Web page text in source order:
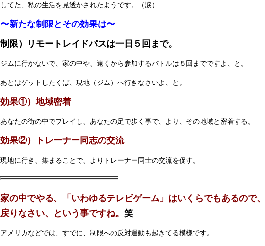
してた、私の生活を見透かされたようです。（涙）
〜新たな制限とその効果は〜
制限）リモートレイドパスは一日５回まで。
ジムに行かないで、家の中や、遠くから参加するバトルは５回までですよ、と。
あとはゲットしたくば、現地（ジム）へ行きなさいよ、と。
効果①）地域密着
あなたの街の中でプレイし、あなたの足で歩く事で、より、その地域と密着する。
効果②）トレーナー同志の交流
現地に行き、集まることで、よりトレーナー同士の交流を促す。
家の中でやる、「いわゆるテレビゲーム」はいくらでもあるので
戻りなさい、という事ですね。 笑
アメリカなどでは、すでに、制限への反対運動も起きてる模様です。